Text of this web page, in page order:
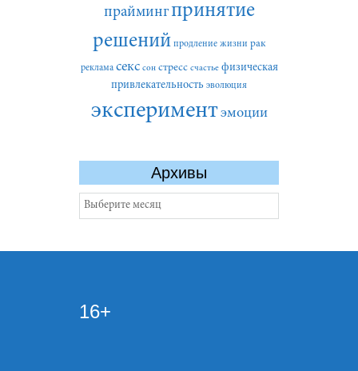
праймингпринятие
решений продление жизни рак
реклама секс сон стресс счастье физическая
привлекательность эволюция
экспериментэмоции
Архивы
Архивы
16+